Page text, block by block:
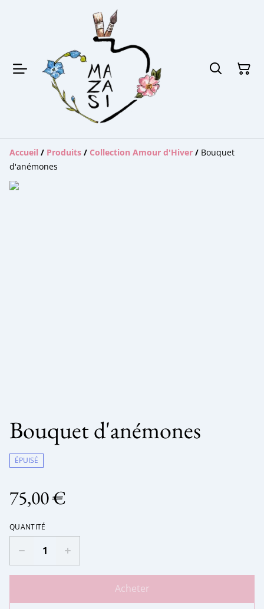
Accueil / Produits / Collection Amour d'Hiver / Bouquet
d'anémones
Bouquet d'anémones
ÉPUISÉ
75,00 €
QUANTITÉ
Acheter